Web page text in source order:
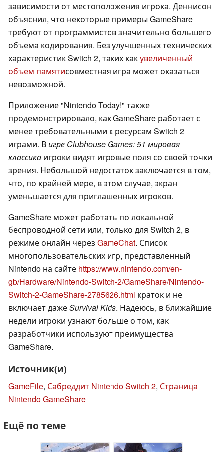
зависимости от местоположения игрока. Деннисон
объяснил, что некоторые примеры GameShare
требуют от программистов значительно большего
объема кодирования. Без улучшенных технических
характеристик Switch 2, таких какувеличенный
объем памятисовместная игра может оказаться
невозможной.
Приложение "Nintendo Today!" также
продемонстрировало, как GameShare работает с
менее требовательными к ресурсам Switch 2
играми. В игре Clubhouse Games: 51 мировая
классика игроки видят игровые поля со своей точки
зрения. Небольшой недостаток заключается в том,
что, по крайней мере, в этом случае, экран
уменьшается для приглашенных игроков.
GameShare может работать по локальной
беспроводной сети или, только для Switch 2, в
режиме онлайн через GameChat. Список
многопользовательских игр, представленный
Nintendo на сайте https://www.nintendo.com/en-
gb/Hardware/Nintendo-Switch-2/GameShare/Nintendo-
Switch-2-GameShare-2785626.html краток и не
включает дажеSurvival Kids. Надеюсь, в ближайшие
недели игроки узнают больше о том, как
разработчики используют преимущества
GameShare.
Источник(и)
GameFile, Сабреддит Nintendo Switch 2, Страница
Nintendo GameShare
Ещё по теме